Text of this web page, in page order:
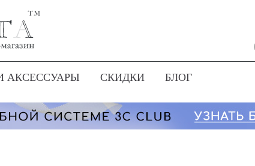
АКСЕССУАРЫ СКИДКИ БЛОГ